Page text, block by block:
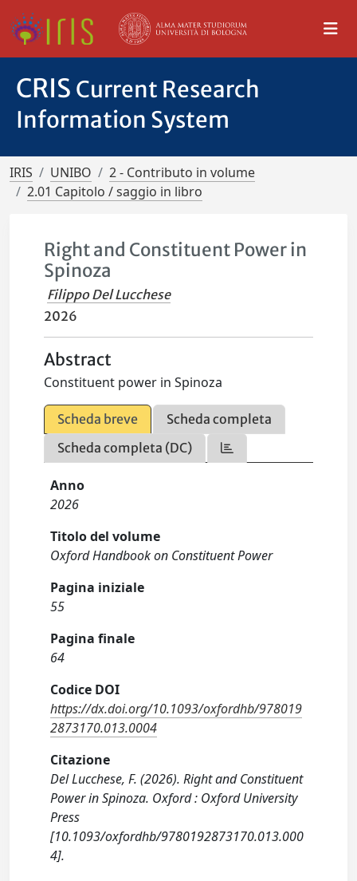
CRIS Current Research
Information System
IRIS UNIBO
2 - Contributo in volume
2.01 Capitolo / saggio in libro
Right and Constituent Power in
Spinoza
Filippo Del Lucchese
2026
Abstract
Constituent power in Spinoza
Scheda breve
Scheda completa
Scheda completa (DC)
Anno
2026
Titolo del volume
Oxford Handbook on Constituent Power
Pagina iniziale
55
Pagina finale
64
Codice DOI
https://dx.doi.org/10.1093/oxfordhb/978019
2873170.013.0004
Citazione
Del Lucchese, F. (2026). Right and Constituent
Power in Spinoza. Oxford : Oxford University
Press
[10.1093/oxfordhb/9780192873170.013.000
4].